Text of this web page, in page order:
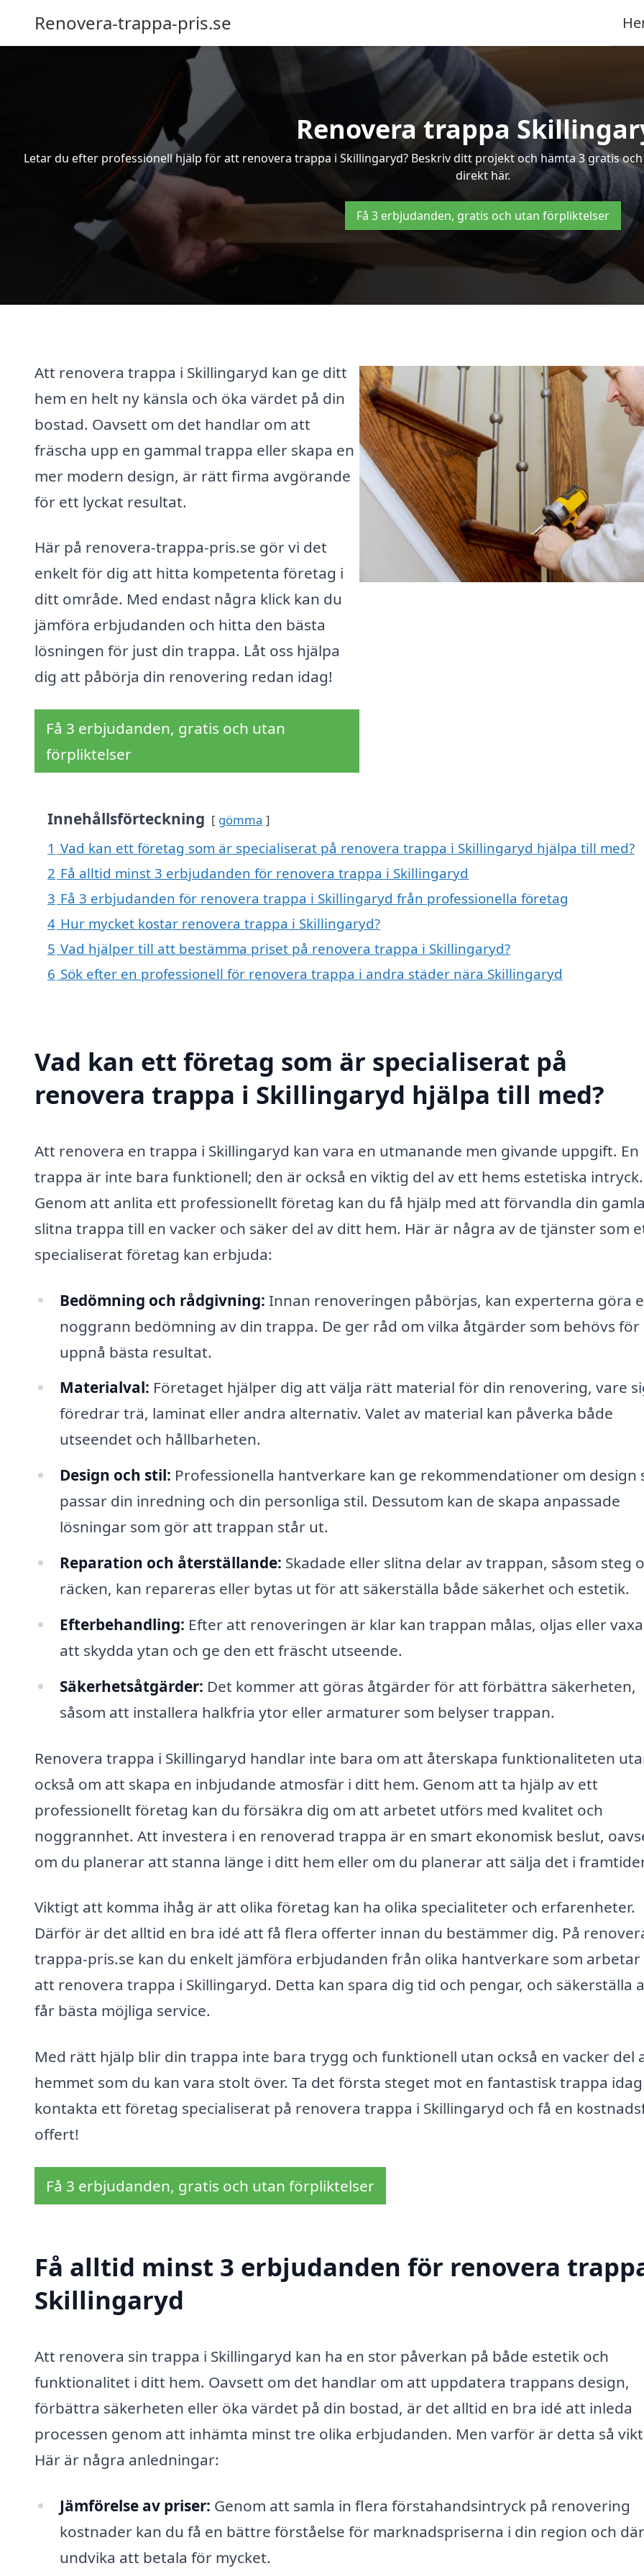
Renovera-trappa-pris.se
Renovera trappa
Letar du efter professionell hjälp för att renovera trappa i Skillingaryd? Beskriv ditt projekt och hämta 3 gratis
direkt här.
Få 3 erbjudanden, gratis och utan förpliktelser
Att renovera trappa i Skillingaryd kan ge ditt
hem en helt ny känsla och öka värdet på din
bostad. Oavsett om det handlar om att
fräscha upp en gammal trappa eller skapa en
mer modern design, är rätt firma avgörande
för ett lyckat resultat.
Här på renovera-trappa-pris.se gör vi det
enkelt för dig att hitta kompetenta företag i
ditt område. Med endast några klick kan du
jämföra erbjudanden och hitta den bästa
lösningen för just din trappa. Låt oss hjälpa
dig att påbörja din renovering redan idag!
Få 3 erbjudanden, gratis och utan
förpliktelser
Innehållsförteckning gömma
1 Vad kan ett företag som är specialiserat på renovera trappa i Skillingaryd hjälpa till med?
2 Få alltid minst 3 erbjudanden för renovera trappa i Skillingaryd
3 Få 3 erbjudanden för renovera trappa i Skillingaryd från professionella företag
4 Hur mycket kostar renovera trappa i Skillingaryd?
5 Vad hjälper till att bestämma priset på renovera trappa i Skillingaryd?
6 Sök efter en professionell för renovera trappa i andra städer nära Skillingaryd
Vad kan ett företag som är specialiserat på
renovera trappa i Skillingaryd hjälpa till med?
Att renovera en trappa i Skillingaryd kan vara en utmanande men givande uppgift. En
trappa är inte bara funktionell; den är också en viktig del av ett hems estetiska intryck.
Genom att anlita ett professionellt företag kan du få hjälp med att förvandla din
slitna trappa till en vacker och säker del av ditt hem. Här är några av de tjänster som
specialiserat företag kan erbjuda:
Bedömning och rådgivning: Innan renoveringen påbörjas, kan experterna göra
noggrann bedömning av din trappa. De ger råd om vilka åtgärder som behövs
uppnå bästa resultat.
Materialval: Företaget hjälper dig att välja rätt material för din renovering, vare
föredrar trä, laminat eller andra alternativ. Valet av material kan påverka både
utseendet och hållbarheten.
Design och stil: Professionella hantverkare kan ge rekommendationer om design
passar din inredning och din personliga stil. Dessutom kan de skapa anpassade
lösningar som gör att trappan står ut.
Reparation och återställande: Skadade eller slitna delar av trappan, såsom steg
räcken, kan repareras eller bytas ut för att säkerställa både säkerhet och estetik.
Efterbehandling: Efter att renoveringen är klar kan trappan målas, oljas eller
att skydda ytan och ge den ett fräscht utseende.
Säkerhetsåtgärder: Det kommer att göras åtgärder för att förbättra säkerheten,
såsom att installera halkfria ytor eller armaturer som belyser trappan.
Renovera trappa i Skillingaryd handlar inte bara om att återskapa funktionaliteten
också om att skapa en inbjudande atmosfär i ditt hem. Genom att ta hjälp av ett
professionellt företag kan du försäkra dig om att arbetet utförs med kvalitet och
noggrannhet. Att investera i en renoverad trappa är en smart ekonomisk beslut,
om du planerar att stanna länge i ditt hem eller om du planerar att sälja det i
Viktigt att komma ihåg är att olika företag kan ha olika specialiteter och erfarenheter.
Därför är det alltid en bra idé att få flera offerter innan du bestämmer dig. På
trappa-pris.se kan du enkelt jämföra erbjudanden från olika hantverkare som arbetar
att renovera trappa i Skillingaryd. Detta kan spara dig tid och pengar, och säkerställa
får bästa möjliga service.
Med rätt hjälp blir din trappa inte bara trygg och funktionell utan också en vacker del
hemmet som du kan vara stolt över. Ta det första steget mot en fantastisk trappa idag
kontakta ett företag specialiserat på renovera trappa i Skillingaryd och få en
offert!
Få 3 erbjudanden, gratis och utan förpliktelser
Få alltid minst 3 erbjudanden för renovera
Skillingaryd
Att renovera sin trappa i Skillingaryd kan ha en stor påverkan på både estetik och
funktionalitet i ditt hem. Oavsett om det handlar om att uppdatera trappans design,
förbättra säkerheten eller öka värdet på din bostad, är det alltid en bra idé att inleda
processen genom att inhämta minst tre olika erbjudanden. Men varför är detta så
Här är några anledningar:
Jämförelse av priser: Genom att samla in flera förstahandsintryck på renovering
kostnader kan du få en bättre förståelse för marknadspriserna i din region och
undvika att betala för mycket.